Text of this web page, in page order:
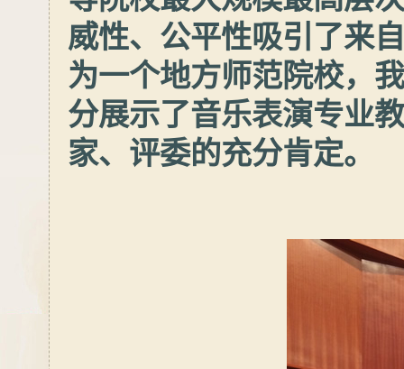
威性、公平性吸引了来
为一个地方师范院校，
分展示了音乐表演专业
家、评委的充分肯定。